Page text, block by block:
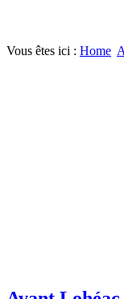
Vous êtes ici : Home